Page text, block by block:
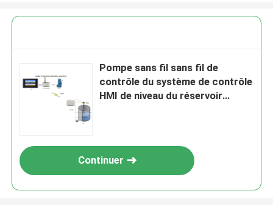
Pompe sans fil sans fil de
contrôle du système de contrôle
HMI de niveau du réservoir
Continuer